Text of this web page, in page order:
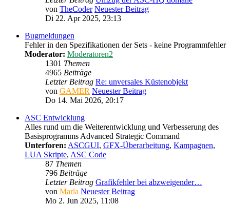
von TheCoder Neuester Beitrag
Di 22. Apr 2025, 23:13
Bugmeldungen
Fehler in den Spezifikationen der Sets - keine Programmfehler
Moderator: Moderatoren2
1301 Themen
4965 Beiträge
Letzter Beitrag Re: unversales Küstenobjekt
von GAMER Neuester Beitrag
Do 14. Mai 2026, 20:17
ASC Entwicklung
Alles rund um die Weiterentwicklung und Verbesserung des
Basisprogramms Advanced Strategic Command
Unterforen: ASCGUI, GFX-Überarbeitung, Kampagnen,
LUA Skripte, ASC Code
87 Themen
796 Beiträge
Letzter Beitrag Grafikfehler bei abzweigender…
von Marla Neuester Beitrag
Mo 2. Jun 2025, 11:08